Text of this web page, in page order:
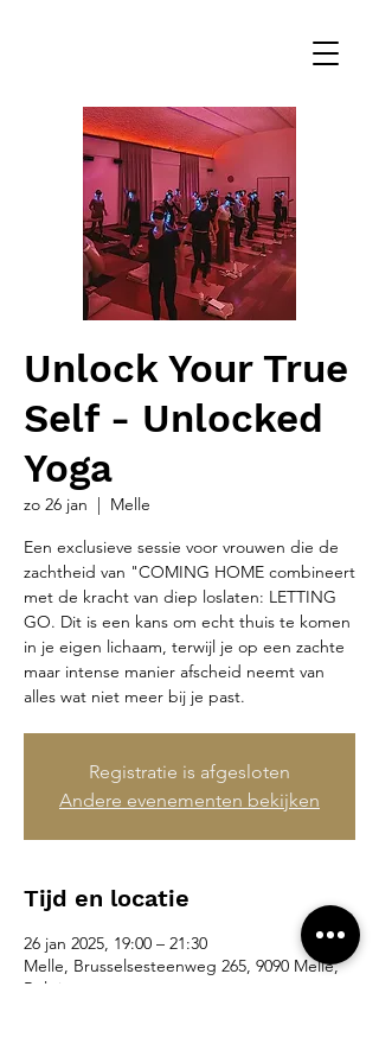
Unlock Your True
Self - Unlocked
Yoga
zo 26 jan
  |
Melle
Een exclusieve sessie voor vrouwen die de
zachtheid van "COMING HOME combineert
met de kracht van diep loslaten: LETTING
GO. Dit is een kans om echt thuis te komen
in je eigen lichaam, terwijl je op een zachte
maar intense manier afscheid neemt van
alles wat niet meer bij je past.
Registratie is afgesloten
Andere evenementen bekijken
Tijd en locatie
26 jan 2025, 19:00 – 21:30
Melle, Brusselsesteenweg 265, 9090 Melle,
België